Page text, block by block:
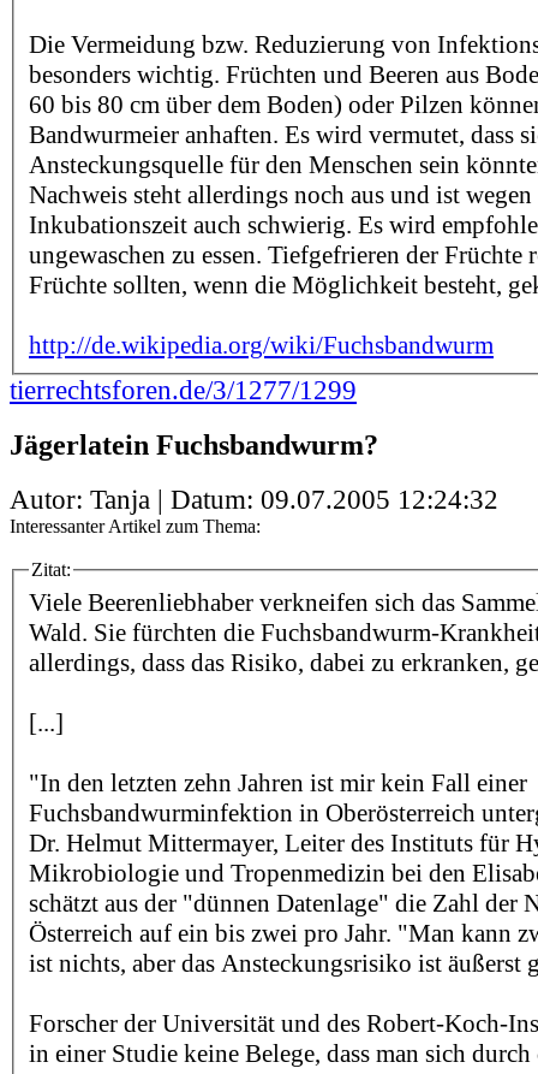
Die Vermeidung bzw. Reduzierung von
besonders wichtig. Früchten und Beeren aus
60 bis 80 cm über dem Boden) oder Pilzen
Bandwurmeier anhaften. Es wird vermutet, dass
Ansteckungsquelle für den Menschen sein
Nachweis steht allerdings noch aus und ist
Inkubationszeit auch schwierig. Es wird
ungewaschen zu essen. Tiefgefrieren der Früchte
Früchte sollten, wenn die Möglichkeit besteht,
http://de.wikipedia.org/wiki/Fuchsbandwurm
tierrechtsforen.de/3/1277/1299
Jägerlatein Fuchsbandwurm?
Autor: Tanja | Datum: 09.07.2005 12:24:32
Interessanter Artikel zum Thema:
Zitat:
Viele Beerenliebhaber verkneifen sich das
Wald. Sie fürchten die Fuchsbandwurm-
allerdings, dass das Risiko, dabei zu erkranken,
[...]
"In den letzten zehn Jahren ist mir kein Fall einer
Fuchsbandwurminfektion in Oberösterreich
Dr. Helmut Mittermayer, Leiter des Instituts für
Mikrobiologie und Tropenmedizin bei den
schätzt aus der "dünnen Datenlage" die Zahl der
Österreich auf ein bis zwei pro Jahr. "Man kann
ist nichts, aber das Ansteckungsrisiko ist äußerst
Forscher der Universität und des Robert-Koch-
in einer Studie keine Belege, dass man sich